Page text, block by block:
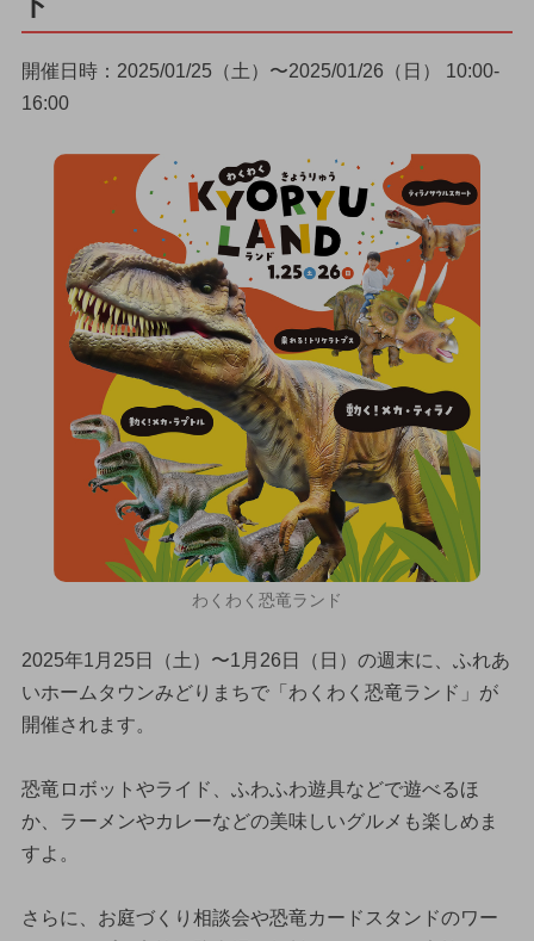
開催日時：2025/01/25（土）〜2025/01/26（日） 10:00-
16:00
わくわく恐竜ランド
2025年1月25日（土）〜1月26日（日）の週末に、ふれあ
いホームタウンみどりまちで「わくわく恐竜ランド」が
開催されます。
恐竜ロボットやライド、ふわふわ遊具などで遊べるほ
か、ラーメンやカレーなどの美味しいグルメも楽しめま
すよ。
さらに、お庭づくり相談会や恐竜カードスタンドのワー